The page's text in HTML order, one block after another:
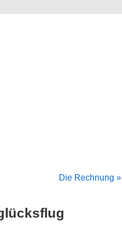
Die Rechnung »